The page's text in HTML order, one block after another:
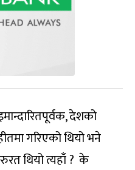
देशको
गरिएको थियो भने
थियो त्यहाँ ? के